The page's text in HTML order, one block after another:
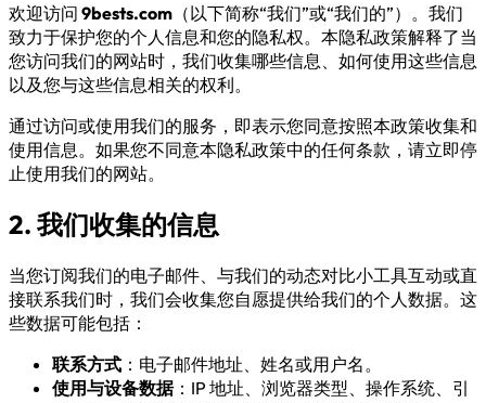
欢迎访问 9bests.com （以下简称“我们”或“我们的”）。我们
致力于保护您的个人信息和您的隐私权。本隐私政策解释了当
您访问我们的网站时，我们收集哪些信息、如何使用这些信息
以及您与这些信息相关的权利。
通过访问或使用我们的服务，即表示您同意按照本政策收集和
使用信息。如果您不同意本隐私政策中的任何条款，请立即停
止使用我们的网站。
2. 我们收集的信息
当您订阅我们的电子邮件、与我们的动态对比小工具互动或直
接联系我们时，我们会收集您自愿提供给我们的个人数据。这
些数据可能包括：
联系方式 ：电子邮件地址、姓名或用户名。
使用与设备数据：IP 地址、浏览器类型、操作系统、引